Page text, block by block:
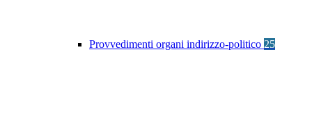
Provvedimenti organi indirizzo-politico 25